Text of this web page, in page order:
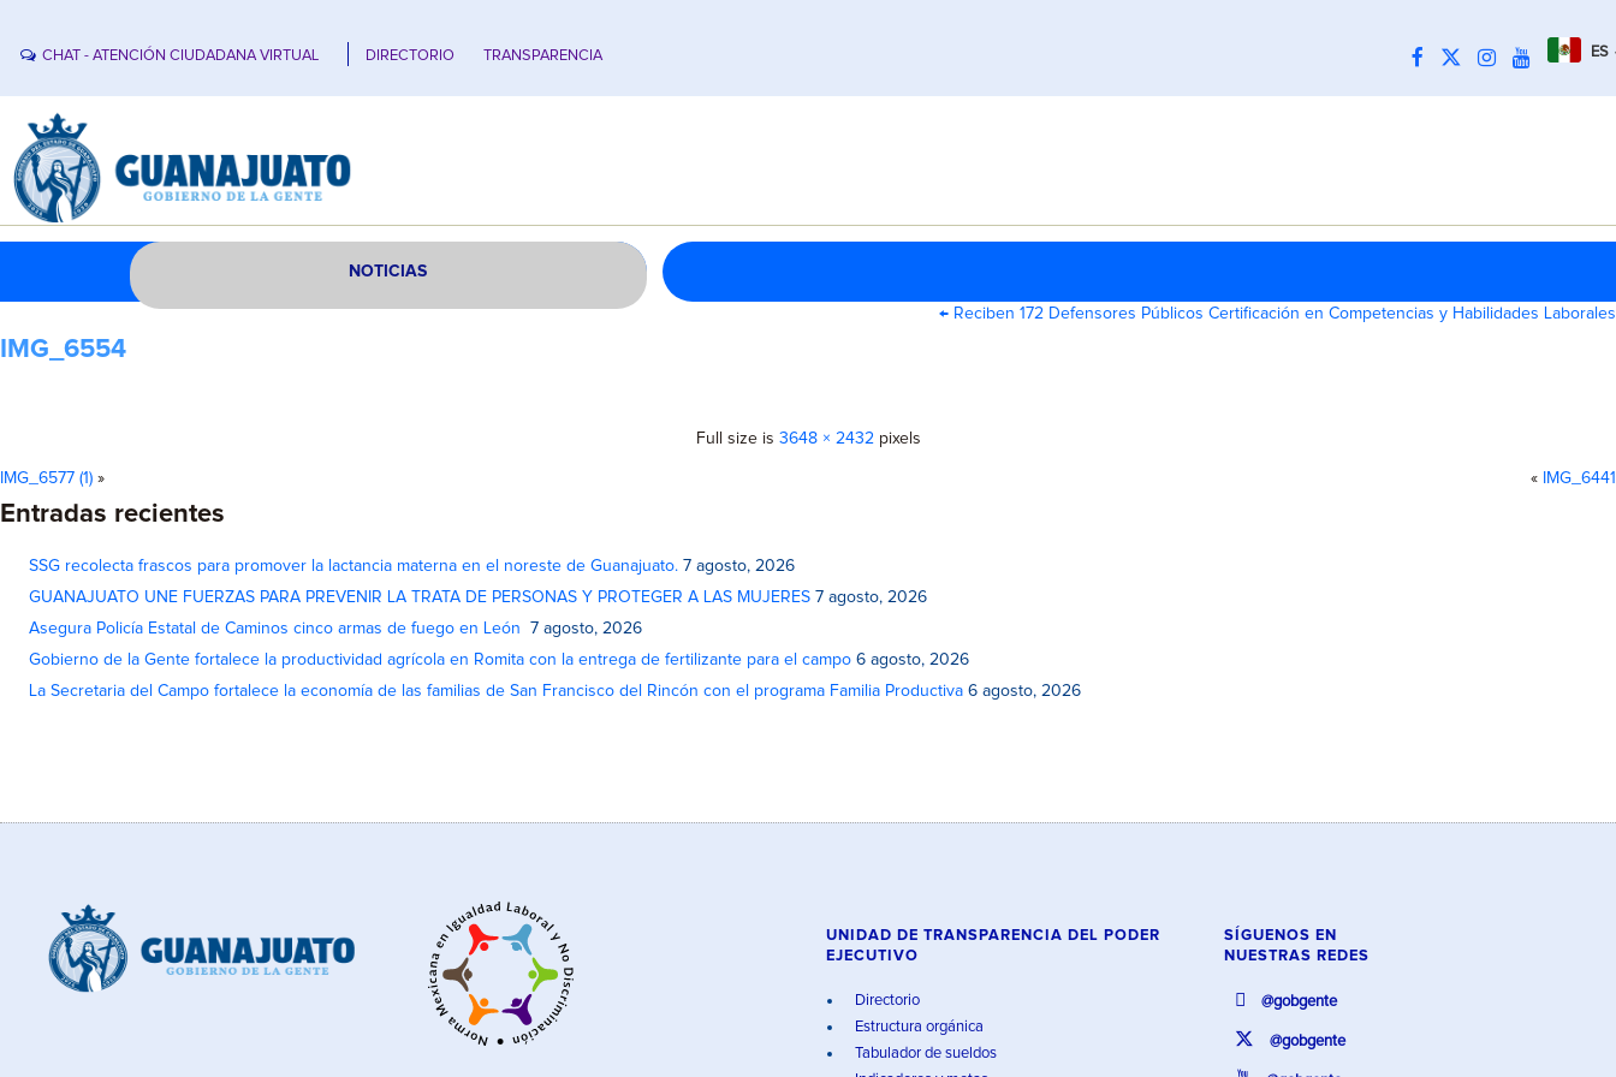
CHAT - ATENCIÓN CIUDADANA VIRTUAL DIRECTORIO TRANSPARENCIA ES
NOTICIAS
← Reciben 172 Defensores Públicos Certificación en Competencias y Habilidades Laborales
IMG_6554
Full size is 3648 × 2432pixels
IMG_6577 (1) » « IMG_6441
Entradas recientes
SSG recolecta frascos para promover la lactancia materna en el noreste de Guanajuato. 7 agosto, 2026
GUANAJUATO UNE FUERZAS PARA PREVENIR LA TRATA DE PERSONAS Y PROTEGER A LAS MUJERES 7 agosto, 2026
Asegura Policía Estatal de Caminos cinco armas de fuego en León
7 agosto, 2026
Gobierno de la Gente fortalece la productividad agrícola en Romita con la entrega de fertilizante para el campo 6 agosto, 2026
La Secretaria del Campo fortalece la economía de las familias de San Francisco del Rincón con el programa Familia Productiva 6 agosto, 2026
UNIDAD DE TRANSPARENCIA DEL PODER
EJECUTIVO
Directorio
Estructura orgánica
Tabulador de sueldos
SÍGUENOS EN
NUESTRAS REDES
@gobgente
@gobgente